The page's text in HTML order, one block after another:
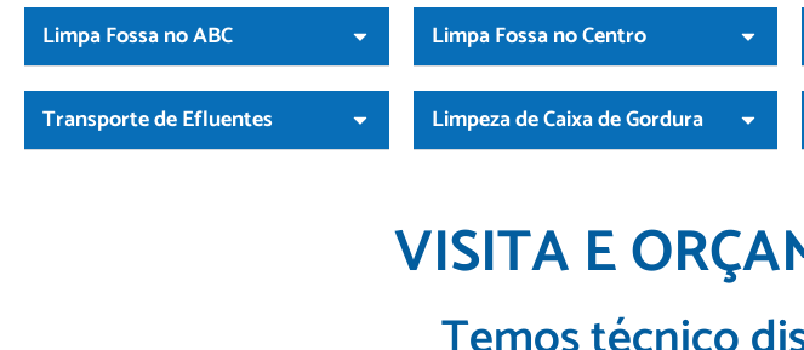
Limpa Fossa no ABC Limpa Fossa no Centro
Transporte de Efluentes Limpeza de Caixa de Gordura
VISITA E